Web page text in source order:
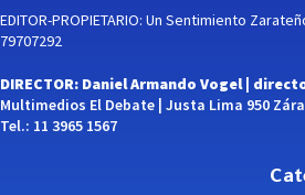
EDITOR-PROPIETARIO: Un Sentimiento
79707292
DIRECTOR: Daniel Armando Vogel |
Multimedios El Debate | Justa Lima 950
Tel.: 11 3965 1567